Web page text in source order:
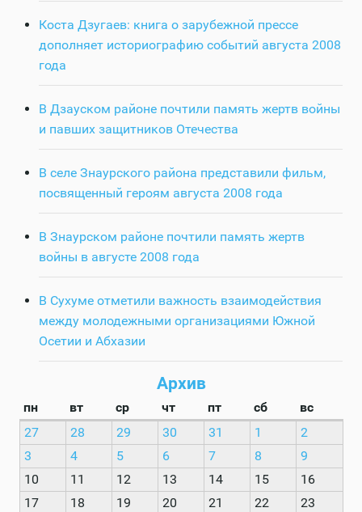
Коста Дзугаев: книга о зарубежной прессе
дополняет историографию событий августа 2008
года
В Дзауском районе почтили память жертв войны
и павших защитников Отечества
В селе Знаурского района представили фильм,
посвященный героям августа 2008 года
В Знаурском районе почтили память жертв
войны в августе 2008 года
В Сухуме отметили важность взаимодействия
между молодежными организациями Южной
Осетии и Абхазии
Архив
пн вт ср чт пт сб
вс
27
28 29 30 31 1
2
3
4 5 6 7 8
9
10
11 12 13 14 15
16
17
18 19 20 21 22
23